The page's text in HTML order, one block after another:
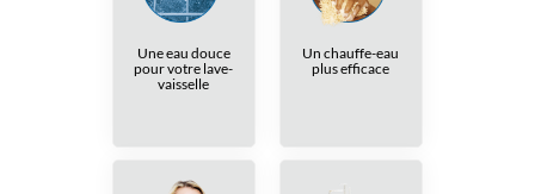
Une eau douce
pour votre lave-
vaisselle
Un chauffe-eau
plus efficace